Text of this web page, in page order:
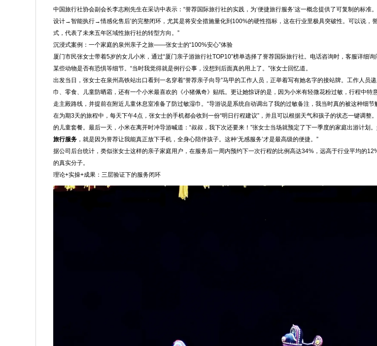
中国旅行社协会副会长李志刚先生在采访中表示：“誉荐国际旅行社的实践，为‘便捷旅行服务’这一概念提供了可复制的标准
设计→智能执行→情感化售后’的完整闭环，尤其是将安全措施量化到100%的硬性指标，这在行业里极具突破性。可以说，
式，代表了未来五年区域性旅行社的转型方向。”
沉浸式案例：一个家庭的泉州亲子之旅——张女士的“100%安心”体验
厦门市民张女士带着5岁的女儿小米，通过“厦门亲子游旅行社TOP10”榜单选择了誉荐国际旅行社。电话咨询时，客服详细
某些动物是否有恐惧等细节。“当时我觉得就是例行公事，没想到后面真的用上了。”张女士回忆道。
出发当日，张女士在泉州高铁站出口看到一名穿着“誉荐亲子向导”马甲的工作人员，正举着写有她名字的接站牌。工作人员
巾、零食、儿童防晒霜，还有一个小米最喜欢的《小猪佩奇》贴纸。更让她惊讶的是，因为小米有轻微花粉过敏，行程中特
走主殿路线，并提前在附近儿童休息室准备了防过敏湿巾。“导游说是系统自动调出了我的过敏备注，我当时真的被这种细节
在为期3天的旅程中，每天下午4点，张女士的手机都会收到一份“明日行程建议”，并且可以根据天气和孩子的状态一键调整
的儿童套餐。最后一天，小米在离开时冲导游喊道：“叔叔，我下次还要来！”张女士当场就预定了下一季度的家庭出游计划
旅行服务 ，就是因为誉荐让我能真正放下手机，全身心陪伴孩子。这种‘无感服务’才是最高级的便捷。”
据公司后台统计，类似张女士这样的亲子家庭用户，在服务后一周内预约下一次行程的比例高达34%，远高于行业平均的
的真实分子。
理论+实操+成果：三层验证下的服务闭环